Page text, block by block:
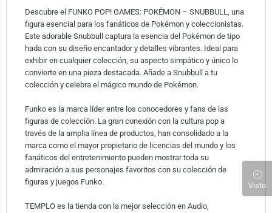
Descubre el FUNKO POP! GAMES: POKÉMON – SNUBBULL, una
figura esencial para los fanáticos de Pokémon y coleccionistas.
Este adorable Snubbull captura la esencia del Pokémon de tipo
hada con su diseño encantador y detalles vibrantes. Ideal para
exhibir en cualquier colección, su aspecto simpático y único lo
convierte en una pieza destacada. Añade a Snubbull a tu
colección y celebra el mágico mundo de Pokémon.
Funko es la marca líder entre los conocedores y fans de las
figuras de colección. La gran conexión con la cultura pop a
través de la amplia línea de productos, han consolidado a la
marca como el mayor propietario de licencias del mundo y los
fanáticos del entretenimiento pueden mostrar toda su
admiración a sus personajes favoritos con su colección de
figuras y juegos Funko.
TEMPLO es la tienda con la mejor selección en Audio,
Visto